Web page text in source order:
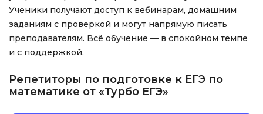
Ученики получают доступ к вебинарам, домашним
заданиям с проверкой и могут напрямую писать
преподавателям. Всё обучение — в спокойном темпе
и с поддержкой.
Репетиторы по подготовке к ЕГЭ по
математике от «Турбо ЕГЭ»